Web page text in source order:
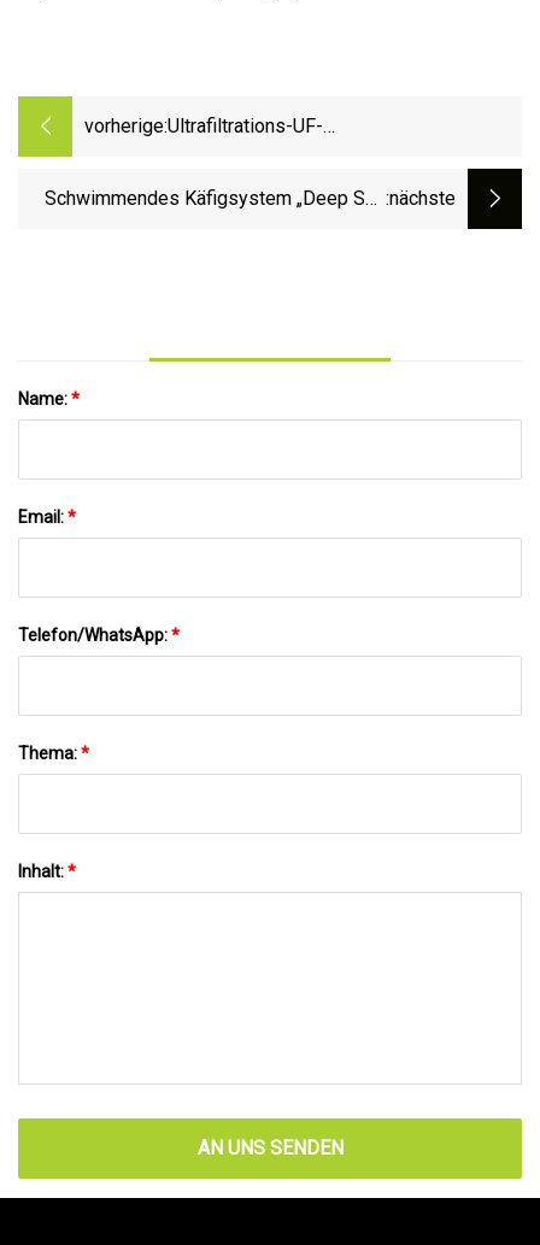
vorherige:Ultrafiltrations-UF-
Quellmineral-Bergwasser
Schwimmendes Käfigsystem „Deep Sea :nächste
Name:*
Email:*
Telefon/WhatsApp:*
Thema:*
Inhalt:*
AN UNS SENDEN